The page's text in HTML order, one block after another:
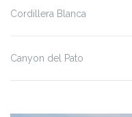
Cordillera Blanca
Canyon del Pato